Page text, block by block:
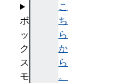
こ
ち
ら
か
ら
。
ボ
ッ
ク
ス
モ